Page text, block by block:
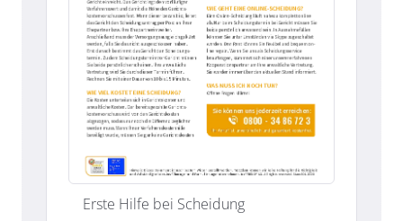
Erste Hilfe bei Scheidung